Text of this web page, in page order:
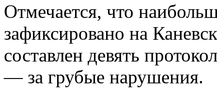
Отмечается, что
зафиксировано на
составлен девять
— за грубые нарушения.